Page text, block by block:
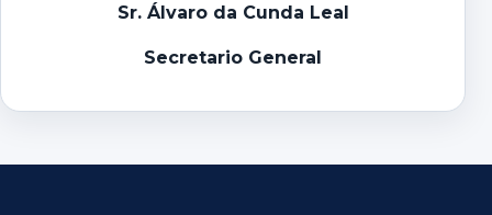
Sr. Álvaro da Cunda Leal
Secretario General